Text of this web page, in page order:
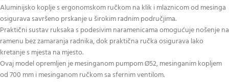
Aluminijsko koplje s ergonomskom ručkom na klik i mlaznicom od mesinga
osigurava savršeno prskanje u širokim radnim područjima.
Praktični sustav ruksaka s podesivim naramenicama omogućuje nošenje na
ramenu bez zamaranja radnika, dok praktična ručka osigurava lako
kretanje s mjesta na mjesto.
Ovaj model opremljen je mesinganom pumpom Ø52, mesinganim kopljem
od 700 mm i mesinganom ručkom sa sfernim ventilom.